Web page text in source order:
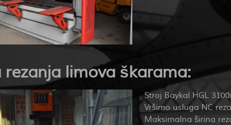
rezanja limova škarama:
Stroj Baykal HGL
Vršimo usluga NC
Maksimalna širina